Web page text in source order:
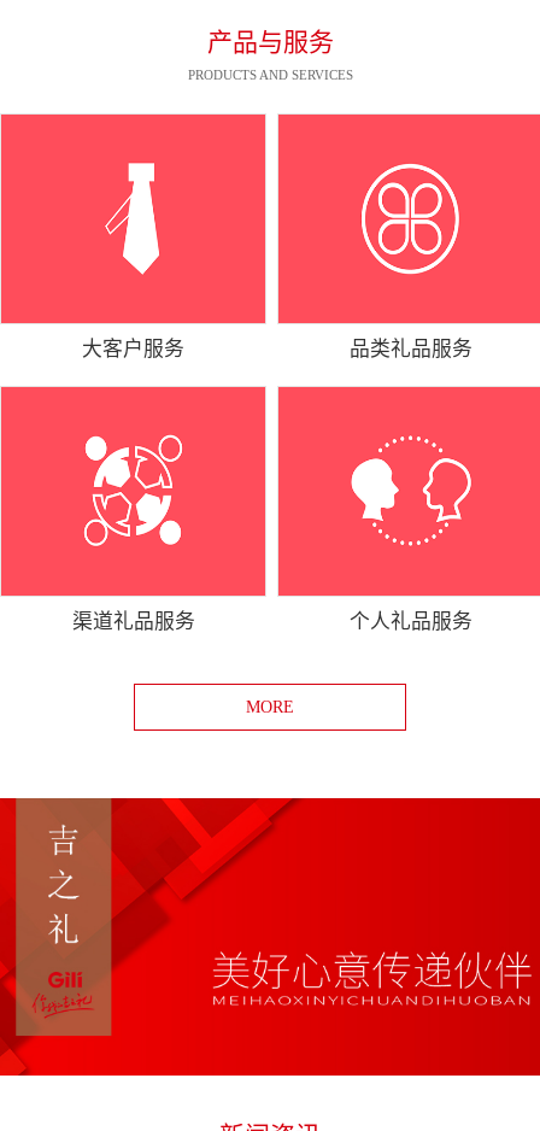
产品与服务
PRODUCTS AND SERVICES
大客户服务 品类礼品服务
渠道礼品服务 个人礼品服务
MORE